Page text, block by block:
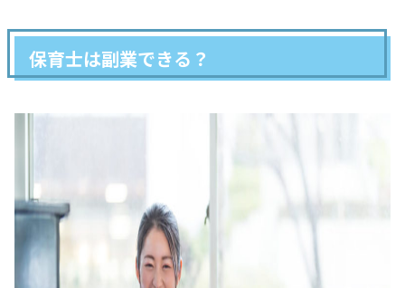
保育士は副業できる？